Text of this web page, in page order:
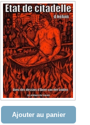
Ajouter au panier